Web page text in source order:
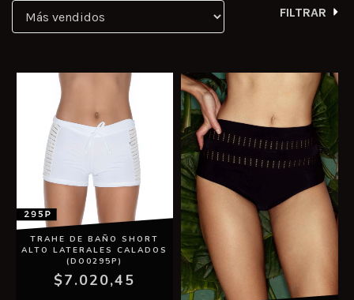
FILTRAR
TRAHE DE BAÑO SHORT
ALTO LATERALES CALADOS
(DO0295P)
$7.020,45